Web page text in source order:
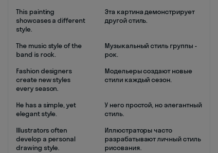
This painting
showcases a different
style.
Эта картина демонстрирует
другой стиль.
The music style of the
band is rock.
Музыкальный стиль группы -
рок.
Fashion designers
create new styles
every season.
Модельеры создают новые
стили каждый сезон.
He has a simple, yet
elegant style.
У него простой, но элегантный
стиль.
Illustrators often
develop a personal
drawing style.
Иллюстраторы часто
разрабатывают личный стиль
рисования.